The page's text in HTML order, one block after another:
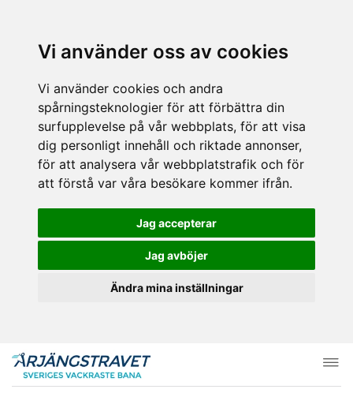
Vi använder oss av cookies
Vi använder cookies och andra
spårningsteknologier för att förbättra din
surfupplevelse på vår webbplats, för att visa
dig personligt innehåll och riktade annonser,
för att analysera vår webbplatstrafik och för
att förstå var våra besökare kommer ifrån.
Jag accepterar
Jag avböjer
Ändra mina inställningar